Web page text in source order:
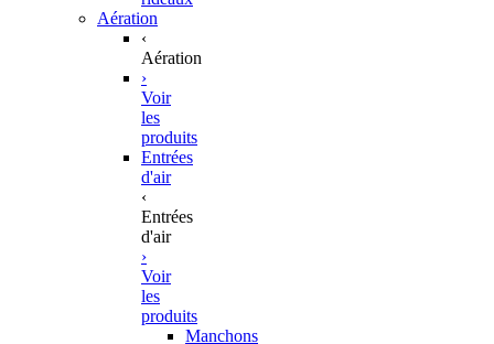
Aération
‹
Aération
›
Voir
les
produits
Entrées
d'air
‹
Entrées
d'air
›
Voir
les
produits
Manchons